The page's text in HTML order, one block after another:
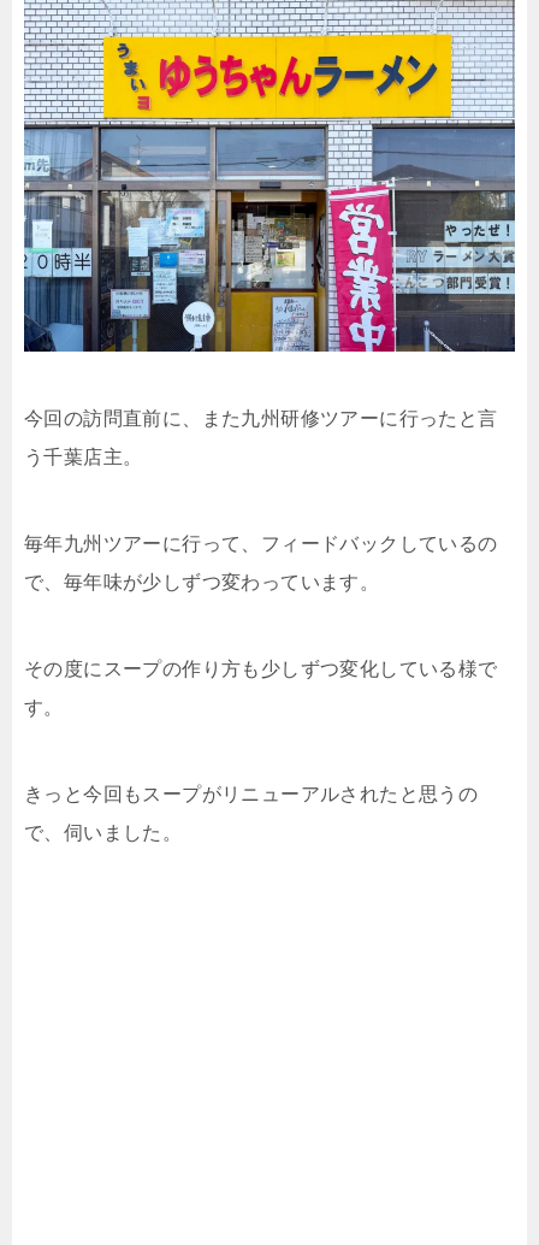
今回の訪問直前に、また九州研修ツアーに行ったと言
う千葉店主。
毎年九州ツアーに行って、フィードバックしているの
で、毎年味が少しずつ変わっています。
その度にスープの作り方も少しずつ変化している様で
す。
きっと今回もスープがリニューアルされたと思うの
で、伺いました。